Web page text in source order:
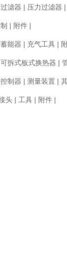
滤器 | 压力过滤器
| 附件 |
能器 | 充气工具 |
可拆式板式换热器 |
制器 | 测量装置 |
头 | 工具 | 附件 |